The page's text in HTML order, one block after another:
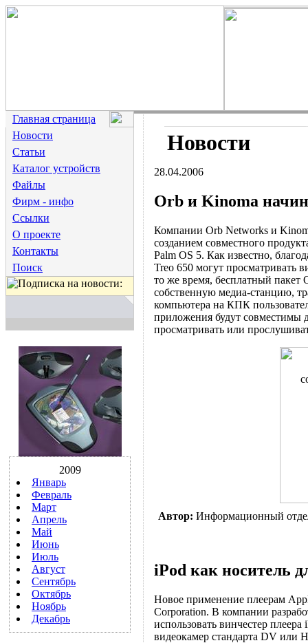
Главная страница
Новости
Статьи
Каталог устройств
Файлы
Фирм - инфо
Ссылки
О проекте
Контакты
Поиск
2009
Январь
Февраль
Март
Апрель
Май
Июнь
Июль
Август
Сентябрь
Октябрь
Ноябрь
Декабрь
Новости
28.04.2006
Orb и Kinoma
Компании Orb Networks и
созданием совместного
Palm OS 5. Как известно,
Treo 650 могут просматривать
то же время, бесплатный пакет
собственную медиа-станцию,
компьютера на КПК
приложения будут совместимы
просматривать или
Автор: Информационный
iPod как носитель
Новое применение плеерам
Corporation. В компании
использовать винчестер
видеокамер стандарта DV или